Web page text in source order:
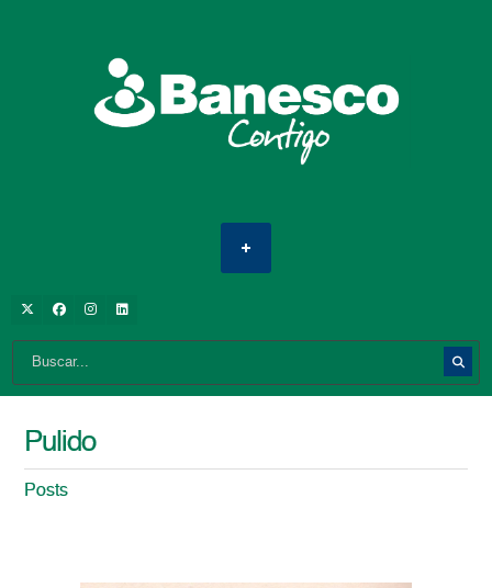
Pulido
Posts